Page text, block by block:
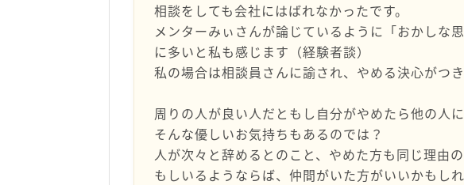
相談をしても会社にはばれなかったです。
メンターみぃさんが論じているように「おかしな
に多いと私も感じます（経験者談）
私の場合は相談員さんに諭され、やめる決心がつき
周りの人が良い人だともし自分がやめたら他の人
そんな優しいお気持ちもあるのでは？
人が次々と辞めるとのこと、やめた方も同じ理由
もしいるようならば、仲間がいた方がいいかもしれ